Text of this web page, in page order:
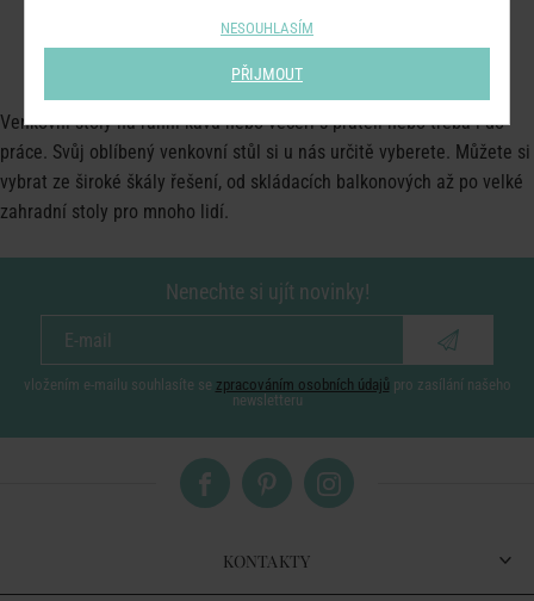
Venkovní stoly na ranní kávu nebo večeři s přáteli nebo třeba i do
práce. Svůj oblíbený venkovní stůl si u nás určitě vyberete. Můžete si
vybrat ze široké škály řešení, od skládacích balkonových až po velké
zahradní stoly pro mnoho lidí.
Nenechte si ujít novinky!
vložením e-mailu souhlasíte se zpracováním osobních údajů pro zasílání našeho
newsletteru
KONTAKTY
NESOUHLASÍM
PŘIJMOUT